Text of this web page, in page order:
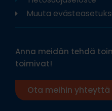
Muuta
Anna meidän tehdä
toimivat!
Ota meihin yhteyttä